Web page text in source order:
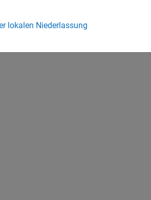
lokalen Niederlassung